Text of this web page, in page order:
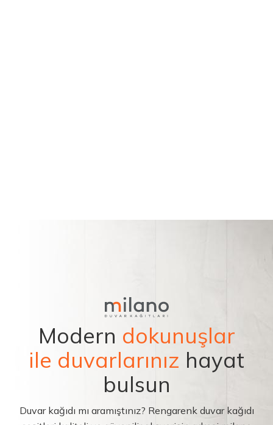
Modern dokunuşlar
ile duvarlarınız hayat
bulsun
Duvar kağıdı mı aramıştınız? Rengarenk duvar kağıdı